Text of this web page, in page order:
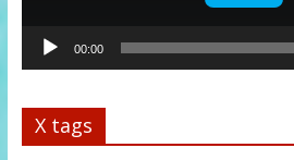
00:00
X tags